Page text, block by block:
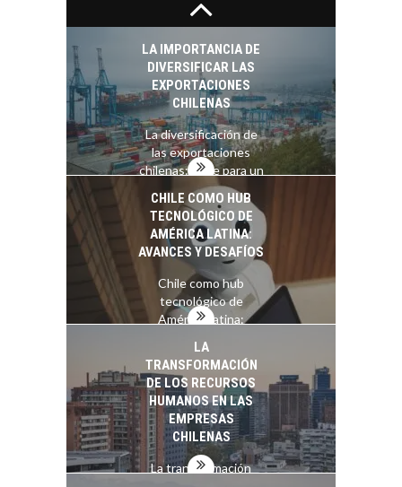
Estratégico para el
Desarrollo Turístico…
LA IMPORTANCIA DE
DIVERSIFICAR LAS
EXPORTACIONES
CHILENAS
La diversificación de
las exportaciones
chilenas: clave para un
crecimiento…
CHILE COMO HUB
TECNOLÓGICO DE
AMÉRICA LATINA:
AVANCES Y DESAFÍOS
Chile como hub
tecnológico de
América Latina:
LA
TRANSFORMACIÓN
DE LOS RECURSOS
HUMANOS EN LAS
EMPRESAS
CHILENAS
La transformación